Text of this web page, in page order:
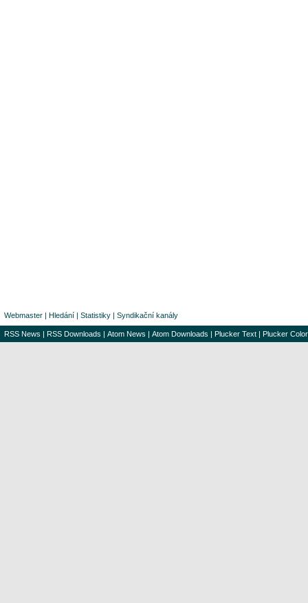
Webmaster | Hledání | Statistiky | Syndikační kanály
RSS News | RSS Downloads | Atom News | Atom Downloads | Plucker Text | Plucker Color